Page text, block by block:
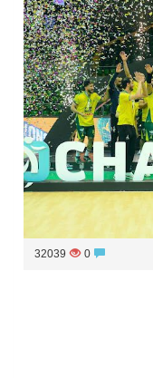
سراة عبيدة ضمن المراكز الأفضل إعلاميا في أجاويد عسير والثاني في مسار الثقافة والتراث
وزارة الحج والعمرة تعلن بدء وصول ضيوف الرحمن إلى المملكة لأداء فريضة الحج
المملكة تؤكد أهمية استمرارية العمليات التشغيلية البحرية وضمان حماية إمدادات الطاقة وسلاسل الإمداد
لشهر رمضان
32039